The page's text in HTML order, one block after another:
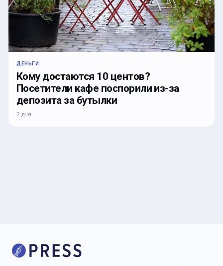
ДЕНЬГИ
Кому достаются 10 центов?
Посетители кафе поспорили из-за
депозита за бутылки
2 дня